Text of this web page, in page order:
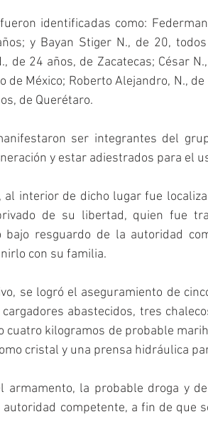
identificadas como:
y Bayan Stiger N., de 20,
de 24 años, de Zacatecas; César
de México; Roberto Alejandro, N.,
de Querétaro.
ser integrantes del
y estar adiestrados para el
al interior de dicho lugar fue
de su libertad, quien fue
bajo resguardo de la autoridad
con su familia.
se logró el aseguramiento de
abastecidos, tres
cuatro kilogramos de probable
cristal y una prensa hidráulica
armamento, la probable droga y
competente, a fin de que